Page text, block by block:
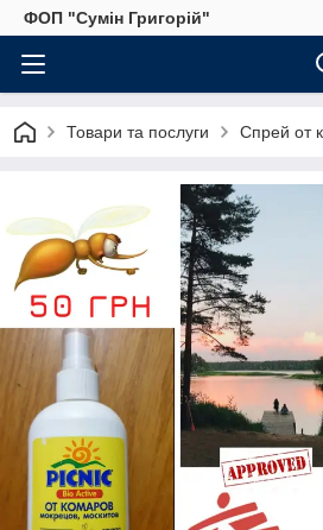
ФОП "Сумін Григорій"
Товари та послуги Спрей от